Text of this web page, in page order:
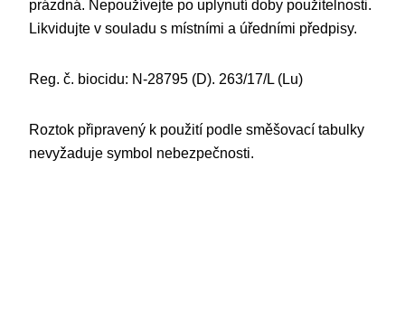
prázdná. Nepoužívejte po uplynutí doby použitelnosti.
Likvidujte v souladu s místními a úředními předpisy.
Reg. č. biocidu: N-28795 (D). 263/17/L (Lu)
Roztok připravený k použití podle směšovací tabulky
nevyžaduje symbol nebezpečnosti.